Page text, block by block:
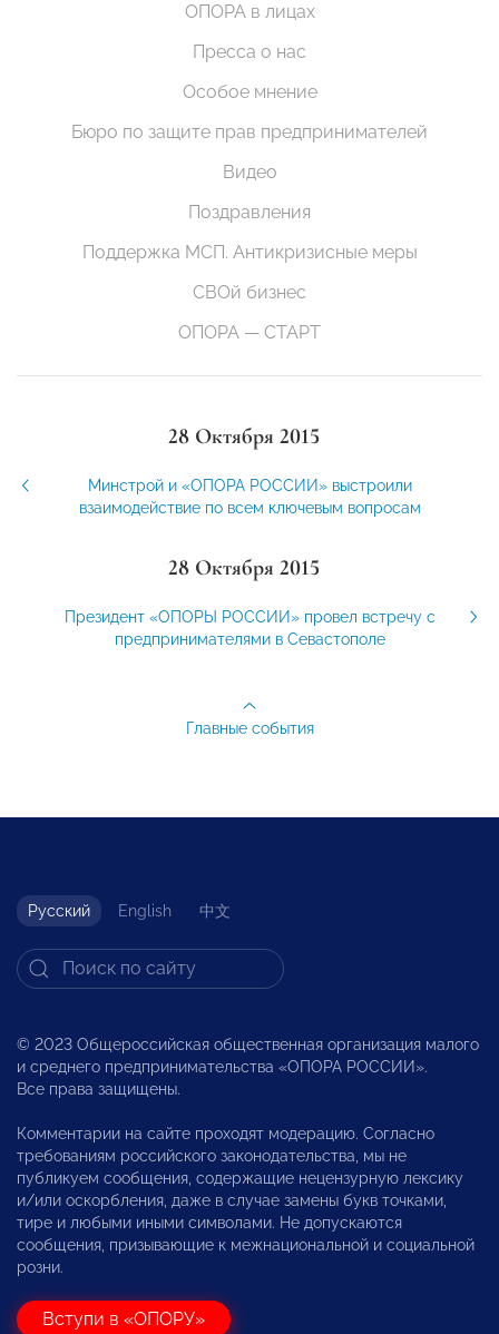
ОПОРА в лицах
Пресса о нас
Особое мнение
Бюро по защите прав предпринимателей
Видео
Поздравления
Поддержка МСП. Антикризисные меры
СВОй бизнес
ОПОРА — СТАРТ
28 Октября 2015
Минстрой и «ОПОРА РОССИИ» выстроили
взаимодействие по всем ключевым вопросам
28 Октября 2015
Президент «ОПОРЫ РОССИИ» провел встречу с
предпринимателями в Севастополе
Главные события
Русский English 中文
© 2023 Общероссийская общественная организация малого
и среднего предпринимательства «ОПОРА РОССИИ».
Все права защищены.
Комментарии на сайте проходят модерацию. Согласно
требованиям российского законодательства, мы не
публикуем сообщения, содержащие нецензурную лексику
и/или оскорбления, даже в случае замены букв точками,
тире и любыми иными символами. Не допускаются
сообщения, призывающие к межнациональной и социальной
розни.
Вступи в «ОПОРУ»